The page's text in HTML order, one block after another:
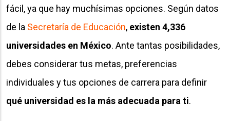
fácil, ya que hay muchísimas opciones. Según datos
de la Secretaría de Educación, existen 4,336
universidades en México. Ante tantas posibilidades,
debes considerar tus metas, preferencias
individuales y tus opciones de carrera para definir
qué universidad es la más adecuada para ti.